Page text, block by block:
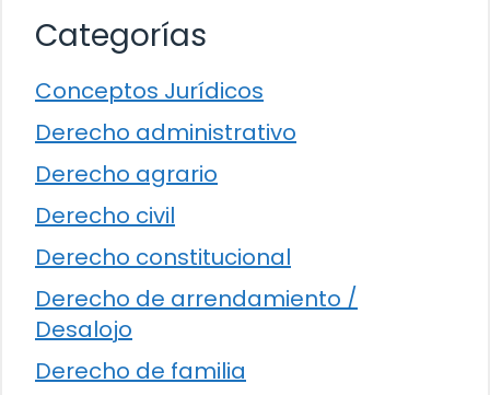
Categorías
Conceptos Jurídicos
Derecho administrativo
Derecho agrario
Derecho civil
Derecho constitucional
Derecho de arrendamiento /
Desalojo
Derecho de familia